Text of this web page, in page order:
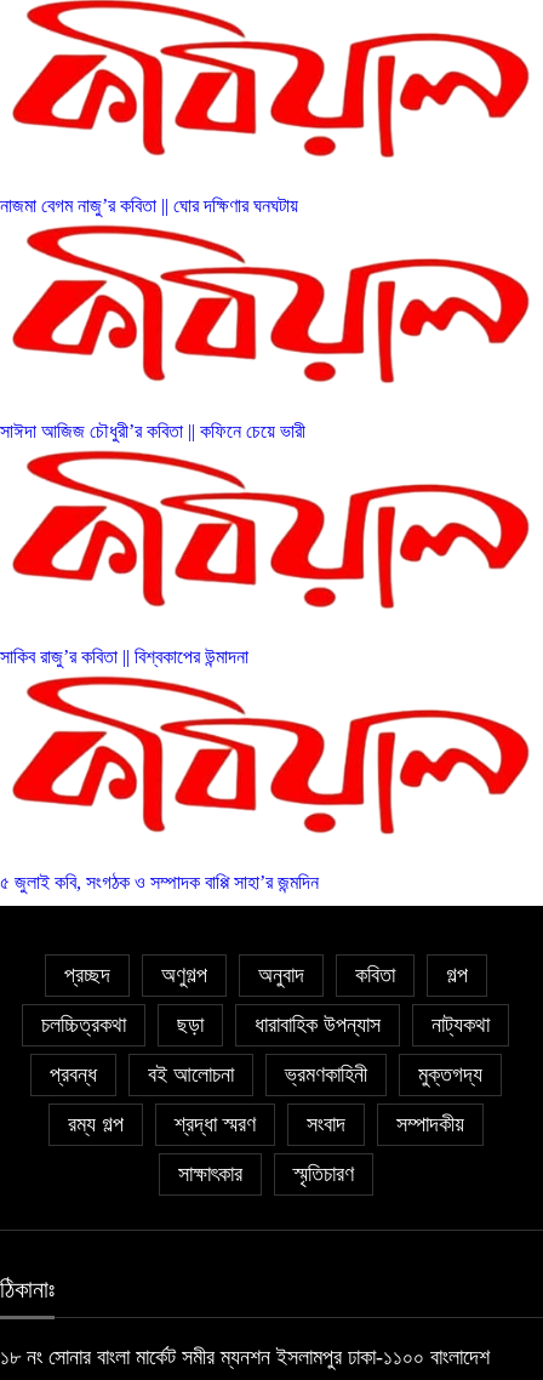
নাজমা বেগম নাজু’র কবিতা || ঘোর দক্ষিণার ঘনঘটায়
সাঈদা আজিজ চৌধুরী’র কবিতা || কফিনে চেয়ে ভারী
সাকিব রাজু’র কবিতা || বিশ্বকাপের উন্মাদনা
৫ জুলাই কবি, সংগঠক ও সম্পাদক বাপ্পি সাহা’র জন্মদিন
প্রচ্ছদ অণুগল্প অনুবাদ কবিতা গল্প
চলচ্চিত্রকথা ছড়া ধারাবাহিক উপন্যাস নাট্যকথা
প্রবন্ধ বই আলোচনা ভ্রমণকাহিনী মুক্তগদ্য
রম্য গল্প শ্রদ্ধা স্মরণ সংবাদ সম্পাদকীয়
সাক্ষাৎকার স্মৃতিচারণ
ঠিকানাঃ
১৮ নং সোনার বাংলা মার্কেট সমীর ম্যনশন ইসলামপুর ঢাকা-১১০০ বাংলাদেশ